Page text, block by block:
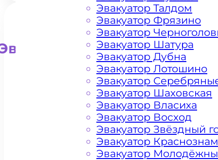
для
Эвакуатор Талдом
Эвакуатор Фрязино
Эвакуатор
Эвакуатор Шатура
Эвакуатор Дубна
Эвакуатор Лотошино
Эвакуатор
Эвакуатор Шаховская
Эвакуатор Власиха
Эвакуатор Восход
Эвакуатор Звёздный
Эвакуатор
Эвакуатор